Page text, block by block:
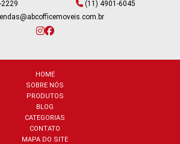
(11) 4901-6045
HOME
SOBRE NÓS
PRODUTOS
BLOG
CATEGORIAS
CONTATO
MAPA DO SITE